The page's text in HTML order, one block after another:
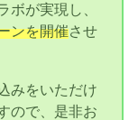
ボが実現し、
ンを開催させ
みをいただけ
ので、是非お